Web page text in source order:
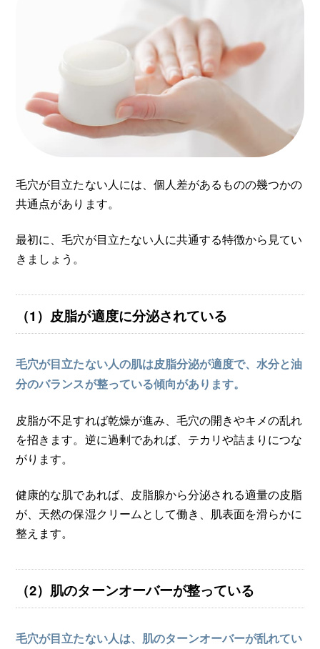
毛穴が目立たない人には、個人差があるものの幾つかの
共通点があります。
最初に、毛穴が目立たない人に共通する特徴から見てい
きましょう。
（1）皮脂が適度に分泌されている
毛穴が目立たない人の肌は皮脂分泌が適度で、水分と油
分のバランスが整っている傾向があります。
皮脂が不足すれば乾燥が進み、毛穴の開きやキメの乱れ
を招きます。逆に過剰であれば、テカリや詰まりにつな
がります。
健康的な肌であれば、皮脂腺から分泌される適量の皮脂
が、天然の保湿クリームとして働き、肌表面を滑らかに
整えます。
（2）肌のターンオーバーが整っている
毛穴が目立たない人は、肌のターンオーバーが乱れてい